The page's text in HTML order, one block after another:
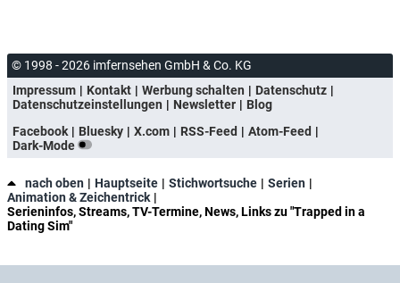
© 1998 - 2026 imfernsehen GmbH & Co. KG
Impressum
Kontakt Werbung schalten
Datenschutz
Datenschutzeinstellungen
Newsletter
Blog
Facebook
Bluesky X.com RSS-Feed
Atom-Feed
Dark-Mode
nach oben Hauptseite Stichwortsuche
Serien
Animation & Zeichentrick
Serieninfos, Streams, TV-Termine, News, Links zu "Trapped in a
Dating Sim"